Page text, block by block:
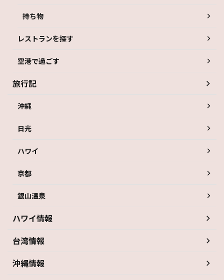
持ち物
レストランを探す
空港で過ごす
旅行記
沖縄
日光
ハワイ
京都
銀山温泉
ハワイ情報
台湾情報
沖縄情報